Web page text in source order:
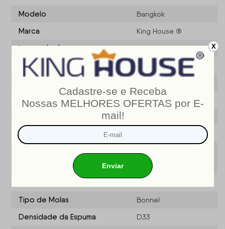
Modelo Bangkok
Marca King House ®
Largura (cm) 210
Profundidade (CM)
Tamanho 2,10 metros
Cor
Conteúdo da Embalagem
2 Módulos Sofá, Kit
Pés, 1 Manual de
Montagem/Certificado
de Garantia
Tipo de Molas Bonnel
Densidade da Espuma D33
X